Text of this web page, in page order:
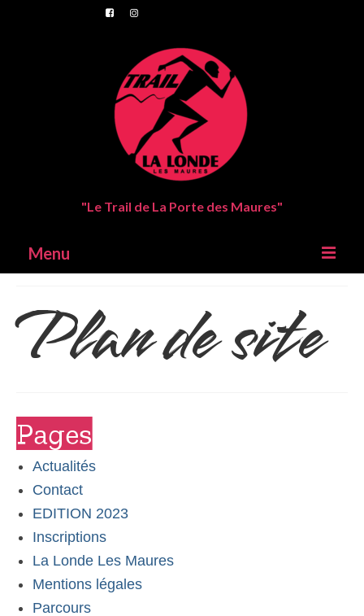
"Le Trail de La Porte des Maures"
Menu
Parcours
Inscriptions
Partenaires
Actualités
Plan de site
Pages
Actualités
Contact
EDITION 2023
Inscriptions
La Londe Les Maures
Mentions légales
Parcours